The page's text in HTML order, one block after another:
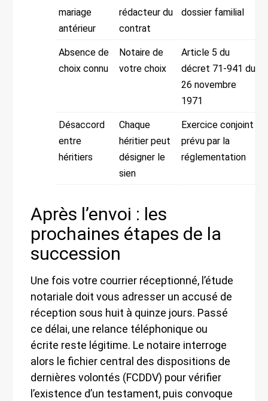
mariage
antérieur
rédacteur du
contrat
dossier familial
Absence de
choix connu
Notaire de
votre choix
Article 5 du
décret 71-941 du
26 novembre
1971
Désaccord
entre
héritiers
Chaque
héritier peut
désigner le
sien
Exercice conjoint
prévu par la
réglementation
Après l’envoi : les
prochaines étapes de la
succession
Une fois votre courrier réceptionné, l’étude
notariale doit vous adresser un accusé de
réception sous huit à quinze jours. Passé
ce délai, une relance téléphonique ou
écrite reste légitime. Le notaire interroge
alors le fichier central des dispositions de
dernières volontés (FCDDV) pour vérifier
l’existence d’un testament, puis convoque